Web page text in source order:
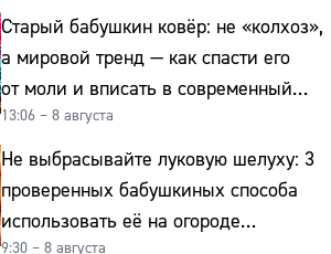
Старый бабушкин ковёр: не «колхоз»,
а мировой тренд — как спасти его
от моли и вписать в современный
интерьер
13:06 – 8 августа
Не выбрасывайте луковую шелуху: 3
проверенных бабушкиных способа
использовать её на огороде
9:30 – 8 августа